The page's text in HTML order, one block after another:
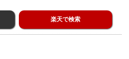
楽天で検索